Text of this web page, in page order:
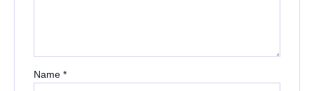
Name *